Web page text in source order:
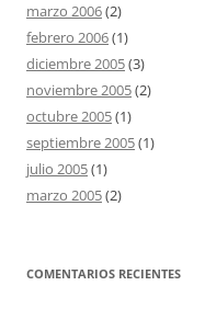
marzo 2006(2)
febrero 2006(1)
diciembre 2005(3)
noviembre 2005(2)
octubre 2005(1)
septiembre 2005(1)
julio 2005(1)
marzo 2005(2)
COMENTARIOS RECIENTES